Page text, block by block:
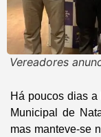
Vereadores
Há poucos dias
Municipal de
mas manteve-se